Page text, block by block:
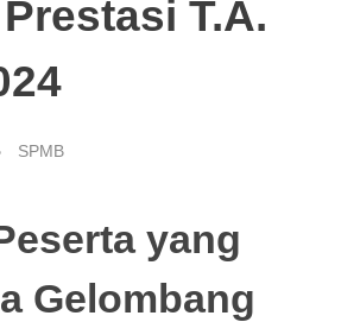
T.A.
SPMB
yang
Gelombang